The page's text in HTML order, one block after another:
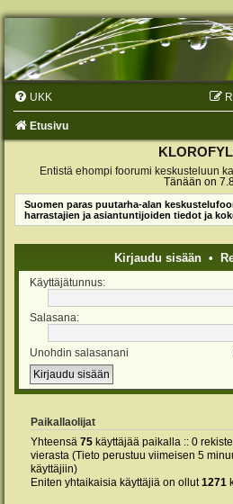
UKK
Etusivu
Entistä ehompi foorumi keskusteluun
Tänään on
Suomen paras puutarha-alan
harrastajien ja asiantuntijoiden tiedot ja
Kirjaudu sisään•
Käyttäjätunnus:
Salasana:
Unohdin salasanani
Paikallaolijat
Yhteensä 75 käyttäjää paikalla :: 0
vierasta (Tieto perustuu viimeisen 5
käyttäjiin)
Eniten yhtaikaisia käyttäjiä on ollut1271